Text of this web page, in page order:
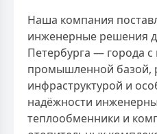
Наша компания
инженерные решения
Петербурга — города
промышленной базой,
инфраструктурой и
надёжности
теплообменники и